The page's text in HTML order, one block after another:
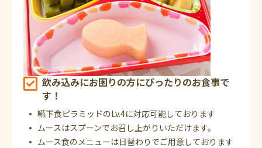
飲み込みにお困りの方にぴったりのお食事で
す！
嚥下食ピラミッドのLv.4に対応可能しております
ムースはスプーンでお召し上がりいただけます。
ムース食のメニューは日替わりでご用意しております